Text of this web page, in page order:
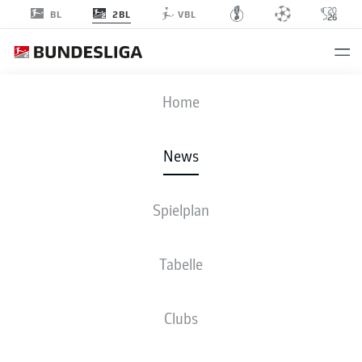
BL 2BL VBL
Home
News
Spielplan
Tabelle
Clubs
DOPPELPACKER ITTEN SCHOCKT DIE ELV